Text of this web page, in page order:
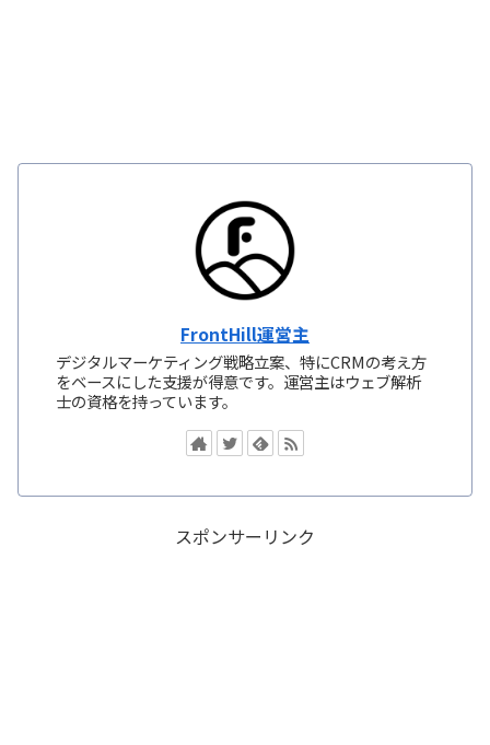
FrontHill運営主
デジタルマーケティング戦略立案、特にCRMの考え方
をベースにした支援が得意です。運営主はウェブ解析
士の資格を持っています。
スポンサーリンク